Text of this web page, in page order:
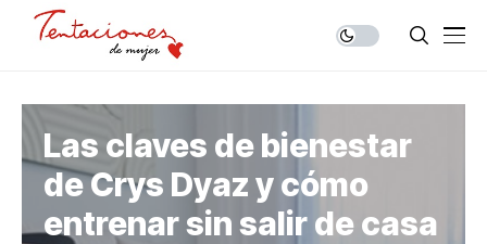
Las claves de bienestar
de Crys Dyaz y cómo
entrenar sin salir de casa